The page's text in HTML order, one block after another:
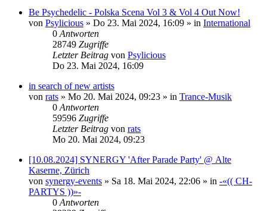
Be Psychedelic - Polska Scena Vol 3 & Vol 4 Out Now!
von Psylicious » Do 23. Mai 2024, 16:09 » in International
0 Antworten
28749 Zugriffe
Letzter Beitrag von Psylicious
Do 23. Mai 2024, 16:09
in search of new artists
von rats » Mo 20. Mai 2024, 09:23 » in Trance-Musik
0 Antworten
59596 Zugriffe
Letzter Beitrag von rats
Mo 20. Mai 2024, 09:23
[10.08.2024] SYNERGY 'After Parade Party' @ Alte
Kaserne, Zürich
von synergy-events » Sa 18. Mai 2024, 22:06 » in -«(( CH-
PARTYS ))»-
0 Antworten